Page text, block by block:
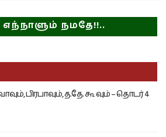
நமதே!!..
பிரபாவும், த.தே. கூ வும் – தொடர் 4